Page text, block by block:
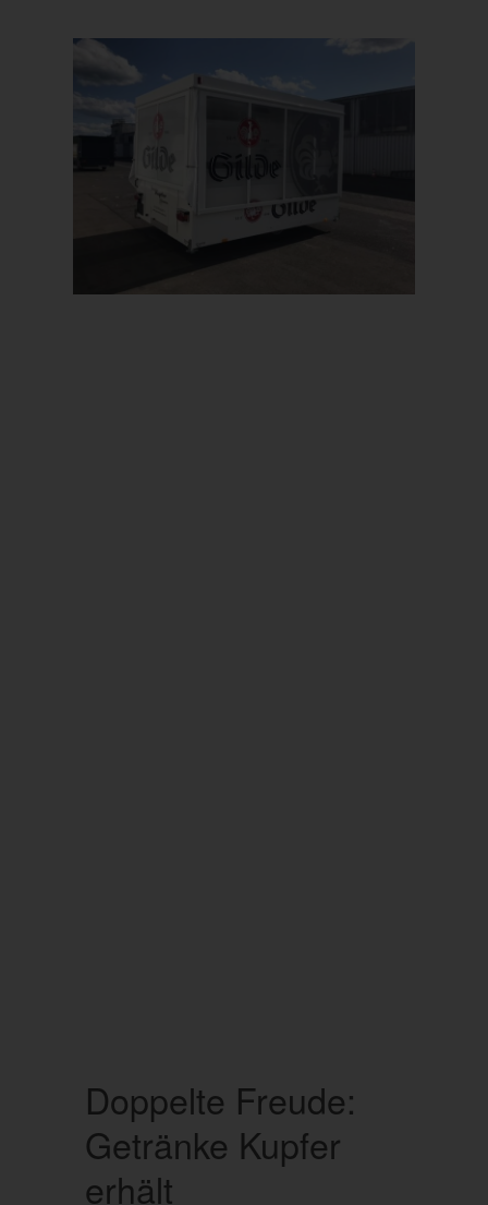
Prev Next
Doppelte Freude:
Getränke Kupfer
erhält